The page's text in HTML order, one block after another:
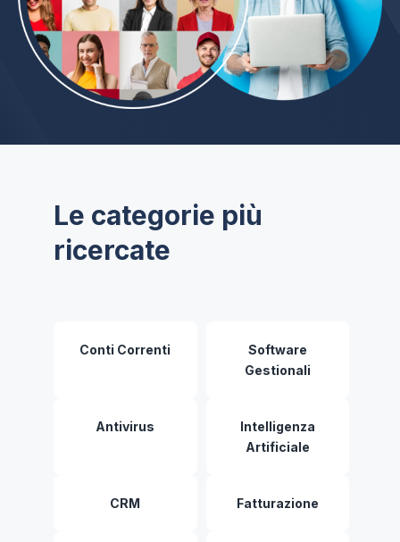
Le categorie più
ricercate
Conti Correnti
Software
Gestionali
Antivirus
Intelligenza
Artificiale
CRM Fatturazione